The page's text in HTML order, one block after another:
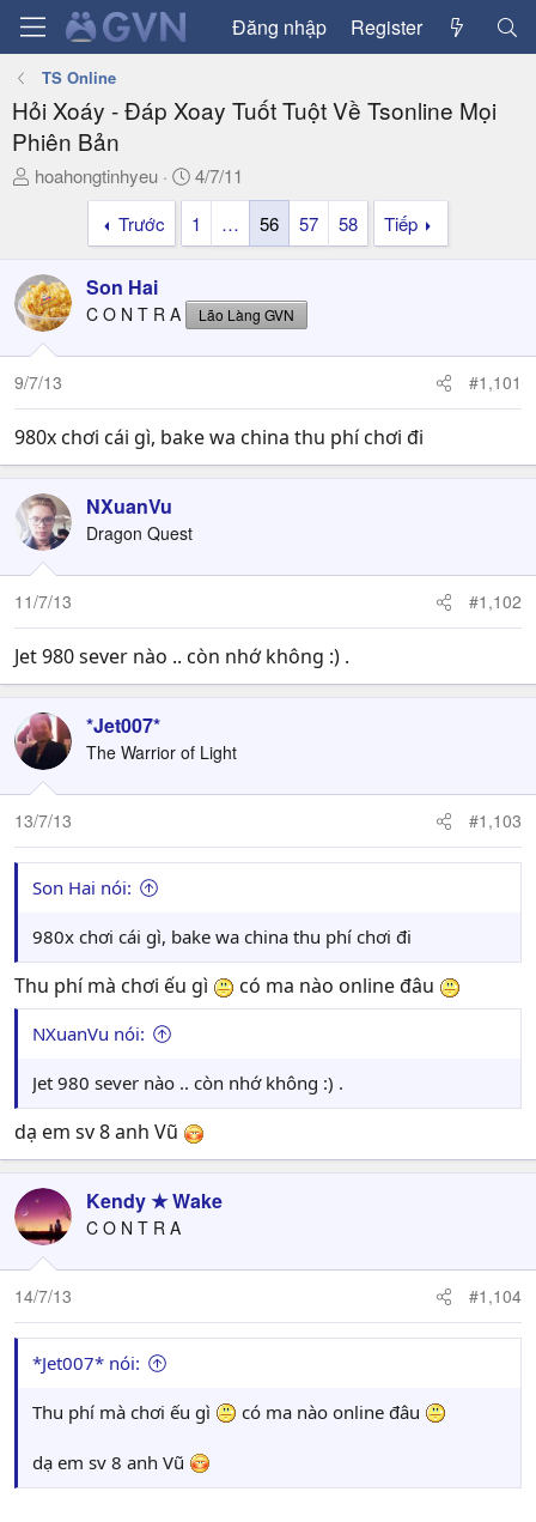
Đăng nhập Register
TS Online
Hỏi Xoáy - Đáp Xoay Tuốt Tuột Về Tsonline Mọi
Phiên Bản
T
a
d
s
t
a
t
e
hoahongtinhyeu
N
g
à
y
ử
i
4/7/11
Trước
1 … 56 57 58 Tiếp
Son Hai
C O N T R A Lão Làng GVN
9/7/13 #1,101
980x chơi cái gì, bake wa china thu phí chơi đi
NXuanVu
Dragon Quest
11/7/13 #1,102
Jet 980 sever nào .. còn nhớ không :) .
*Jet007*
The Warrior of Light
13/7/13 #1,103
Son Hai nói:
980x chơi cái gì, bake wa china thu phí chơi đi
Thu phí mà chơi ếu gì có ma nào online đâu
NXuanVu nói:
Jet 980 sever nào .. còn nhớ không :) .
dạ em sv 8 anh Vũ
Kendy ★ Wake
C O N T R A
14/7/13 #1,104
*Jet007* nói:
Thu phí mà chơi ếu gì có ma nào online đâu
dạ em sv 8 anh Vũ